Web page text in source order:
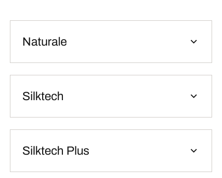
Naturale
Silktech
Silktech Plus